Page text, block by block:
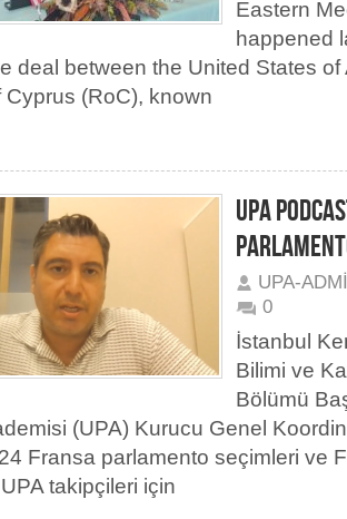
Eastern
happened
deal between the United States
Cyprus (RoC), known
UPA
UPA-
0
İstanbul
Bilimi ve
Bölümü
(UPA) Kurucu Genel
Fransa parlamento seçimleri ve
takipçileri için